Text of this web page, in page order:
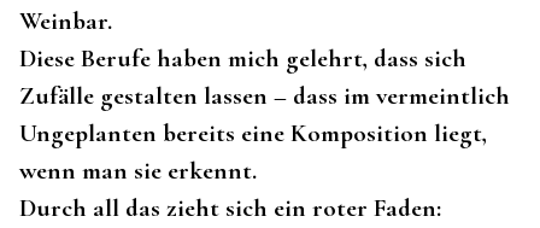
Weinbar.
Diese Berufe haben mich gelehrt, dass sich
Zufälle gestalten lassen – dass im vermeintlich
Ungeplanten bereits eine Komposition liegt,
wenn man sie erkennt.
Durch all das zieht sich ein roter Faden: